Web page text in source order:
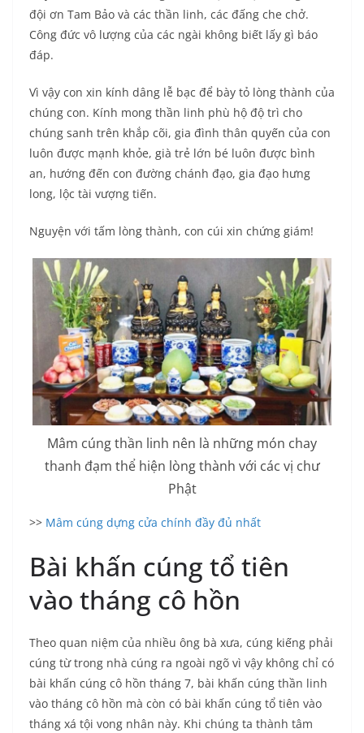
đội ơn Tam Bảo và các thần linh, các đấng che chở.
Công đức vô lượng của các ngài không biết lấy gì báo
đáp.
Vì vậy con xin kính dâng lễ bạc để bày tỏ lòng thành của
chúng con. Kính mong thần linh phù hộ độ trì cho
chúng sanh trên khắp cõi, gia đình thân quyến của con
luôn được mạnh khỏe, già trẻ lớn bé luôn được bình
an, hướng đến con đường chánh đạo, gia đạo hưng
long, lộc tài vượng tiến.
Nguyện với tấm lòng thành, con cúi xin chứng giám!
Mâm cúng thần linh nên là những món chay
thanh đạm thể hiện lòng thành với các vị chư
Phật
>> Mâm cúng dựng cửa chính đầy đủ nhất
Bài khấn cúng tổ tiên
vào tháng cô hồn
Theo quan niệm của nhiều ông bà xưa, cúng kiếng phải
cúng từ trong nhà cúng ra ngoài ngõ vì vậy không chỉ có
bài khấn cúng cô hồn tháng 7, bài khấn cúng thần linh
vào tháng cô hồn mà còn có bài khấn cúng tổ tiên vào
tháng xá tội vong nhân này. Khi chúng ta thành tâm